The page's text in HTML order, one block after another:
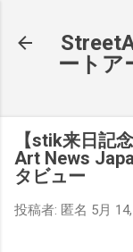
ートア
【stik来日記
Art News
タビュー
投稿者: 匿名 5月